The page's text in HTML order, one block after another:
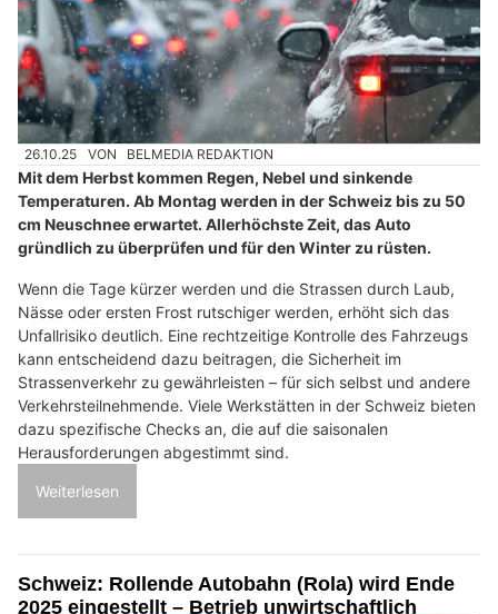
26.10.25 VON BELMEDIA REDAKTION
Mit dem Herbst kommen Regen, Nebel und sinkende
Temperaturen. Ab Montag werden in der Schweiz bis zu 50
cm Neuschnee erwartet. Allerhöchste Zeit, das Auto
gründlich zu überprüfen und für den Winter zu rüsten.
Wenn die Tage kürzer werden und die Strassen durch Laub,
Nässe oder ersten Frost rutschiger werden, erhöht sich das
Unfallrisiko deutlich. Eine rechtzeitige Kontrolle des Fahrzeugs
kann entscheidend dazu beitragen, die Sicherheit im
Strassenverkehr zu gewährleisten – für sich selbst und andere
Verkehrsteilnehmende. Viele Werkstätten in der Schweiz bieten
dazu spezifische Checks an, die auf die saisonalen
Herausforderungen abgestimmt sind.
Weiterlesen
Schweiz: Rollende Autobahn (Rola) wird Ende
2025 eingestellt – Betrieb unwirtschaftlich